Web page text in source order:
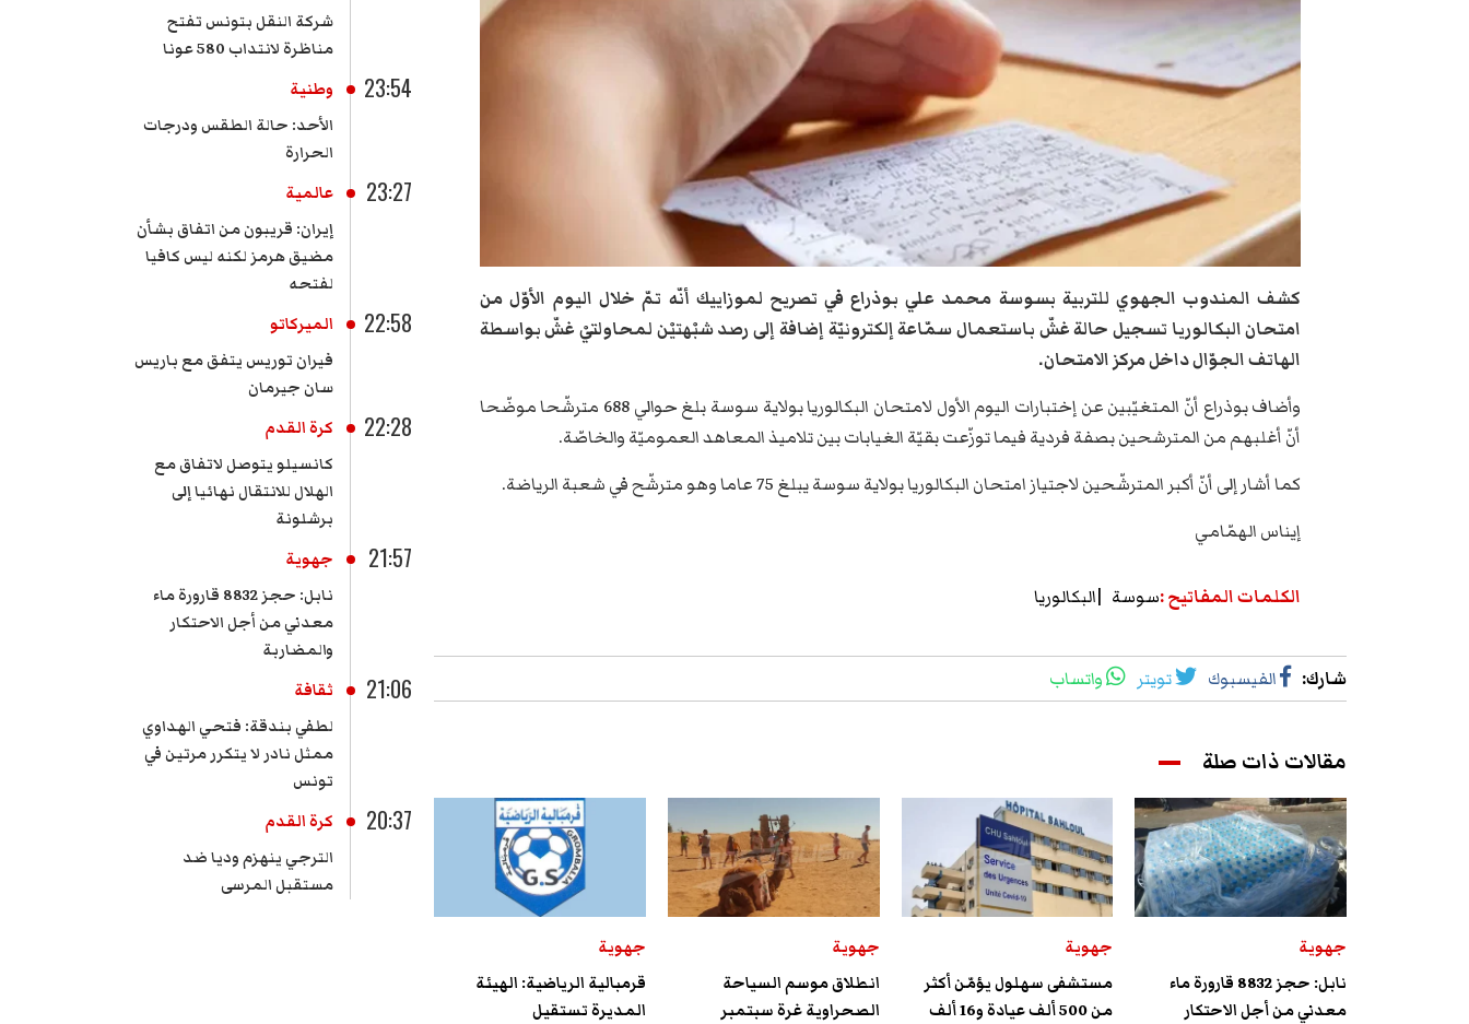
كشف المندوب الجهوي للتربية بسوسة محمد علي بوذراع في تصريح لموزاييك أنّه تمّ خلال اليوم الأوّل من
امتحان البكالوريا تسجيل حالة غشّ باستعمال سمّاعة إلكترونيّة إضافة إلى رصد شبْهتيْن لمحاولتيْ غشّ بواسطة
الهاتف الجوّال داخل مركز الامتحان.
وأضاف بوذراع أنّ المتغيّبين عن إختبارات اليوم الأول لامتحان البكالوريا بولاية سوسة بلغ حوالي 688 مترشّحا موضّحا
أنّ أغلبهم من المترشحين بصفة فردية فيما توزّعت بقيّة الغيابات بين تلاميذ المعاهد العموميّة والخاصّة.
كما أشار إلى أنّ أكبر المترشّحين لاجتياز امتحان البكالوريا بولاية سوسة يبلغ 75 عاما وهو مترشّح في شعبة الرياضة.
إيناس الهمّامي
الكلمات المفاتيح:سوسة البكالوريا‬
شارك: الفيسبوك تويتر واتساب
مقالات ذات صلة
جهوية
نابل: حجز 8832 قارورة ماء
معدني من أجل الاحتكار
جهوية
مستشفى سهلول يؤمّن أكثر
من 500 ألف عيادة و16 ألف
جهوية
انطلاق موسم السياحة
الصحراوية غرة سبتمبر
جهوية
قرمبالية الرياضية: الهيئة
المديرة تستقيل
شركة النقل بتونس تفتح
مناظرة لانتداب 580 عونا
23:54
وطنية
الأحد: حالة الطقس ودرجات
الحرارة
23:27
عالمية
إيران: قريبون من اتفاق بشأن
مضيق هرمز لكنه ليس كافيا
لفتحه
22:58
الميركاتو
فيران توريس يتفق مع باريس
سان جيرمان
22:28
كرة القدم
كانسيلو يتوصل لاتفاق مع
الهلال للانتقال نهائيا إلى
برشلونة
21:57
جهوية
نابل: حجز 8832 قارورة ماء
معدني من أجل الاحتكار
والمضاربة
21:06
ثقافة
لطفي بندقة: فتحي الهداوي
ممثل نادر لا يتكرر مرتين في
تونس
20:37
كرة القدم
الترجي ينهزم وديا ضد
مستقبل المرسى